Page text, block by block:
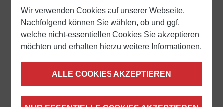
Gewindezapfen, Form E
Ab7,90 €*
DETAILS
Wir verwenden Cookies auf unserer Webseite.
Nachfolgend können Sie wählen, ob und ggf.
welche nicht-essentiellen Cookies Sie akzeptieren
möchten und erhalten hierzu weitere Informationen.
ALLE COOKIES AKZEPTIEREN